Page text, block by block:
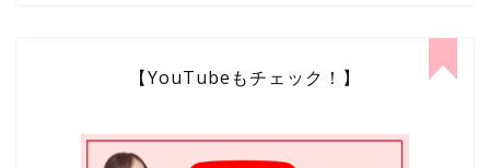
【YouTubeもチェック！】